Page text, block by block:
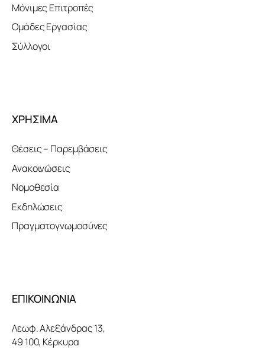
Μόνιμες Επιτροπές
Ομάδες Εργασίας
Σύλλογοι
ΧΡΗΣΙΜΑ
Θέσεις – Παρεμβάσεις
Ανακοινώσεις
Νομοθεσία
Εκδηλώσεις
Πραγματογνωμοσύνες
ΕΠΙΚΟΙΝΩΝΙΑ
Λεωφ. Αλεξάνδρας 13,
49 100, Κέρκυρα